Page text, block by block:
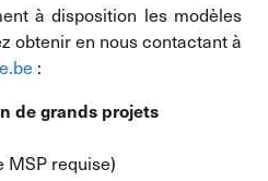
à disposition les modèles
obtenir en nous contactant à
:
de grands projets
requise)